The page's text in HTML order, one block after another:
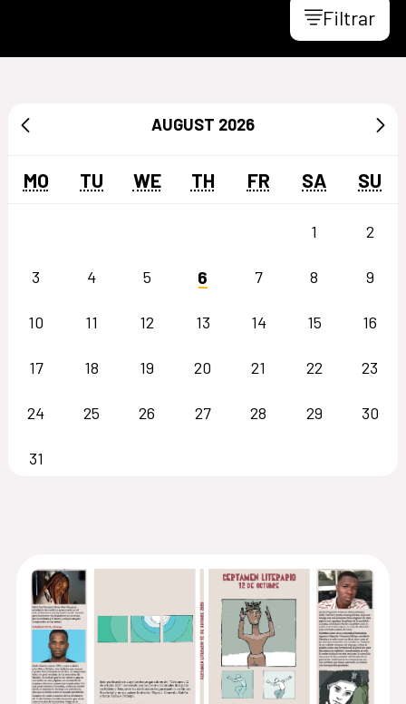
Filtrar
AUGUST 2026
MO TU WE TH FR SA SU
1 2
3 4 5 6 7 8 9
10 11 12 13 14 15 16
17 18 19 20 21 22 23
24 25 26 27 28 29 30
31